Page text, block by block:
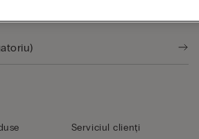
Serviciul clienți